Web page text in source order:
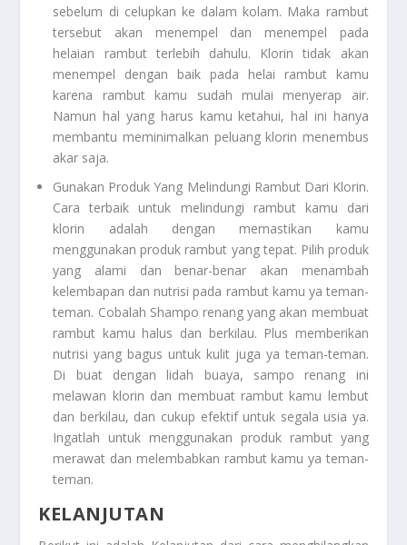
sebelum di celupkan ke dalam kolam. Maka rambut
tersebut akan menempel dan menempel pada
helaian rambut terlebih dahulu. Klorin tidak akan
menempel dengan baik pada helai rambut kamu
karena rambut kamu sudah mulai menyerap air.
Namun hal yang harus kamu ketahui, hal ini hanya
membantu meminimalkan peluang klorin menembus
akar saja.
Gunakan Produk Yang Melindungi Rambut Dari Klorin.
Cara terbaik untuk melindungi rambut kamu dari
klorin adalah dengan memastikan kamu
menggunakan produk rambut yang tepat. Pilih produk
yang alami dan benar-benar akan menambah
kelembapan dan nutrisi pada rambut kamu ya teman-
teman. Cobalah Shampo renang yang akan membuat
rambut kamu halus dan berkilau. Plus memberikan
nutrisi yang bagus untuk kulit juga ya teman-teman.
Di buat dengan lidah buaya, sampo renang ini
melawan klorin dan membuat rambut kamu lembut
dan berkilau, dan cukup efektif untuk segala usia ya.
Ingatlah untuk menggunakan produk rambut yang
merawat dan melembabkan rambut kamu ya teman-
teman.
KELANJUTAN